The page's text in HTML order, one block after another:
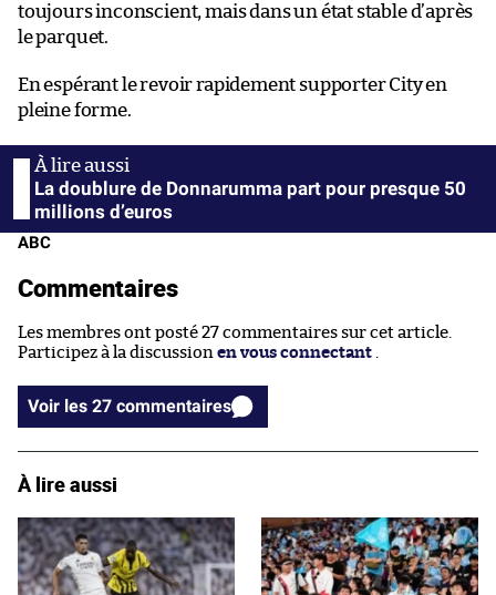
toujours inconscient, mais dans un état stable d’après
le parquet.
En espérant le revoir rapidement supporter City en
pleine forme.
La doublure de Donnarumma part pour presque 50
millions d’euros
ABC
Commentaires
Les membres ont posté 27 commentaires sur cet article.
Participez à la discussion en vous connectant
Voir les 27 commentaires
À lire aussi